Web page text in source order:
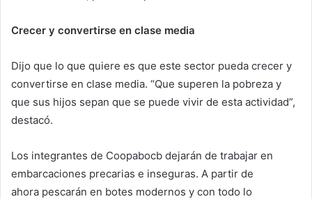
Crecer y convertirse en clase media
Dijo que lo que quiere es que este sector pueda crecer y
convertirse en clase media. “Que superen la pobreza y
que sus hijos sepan que se puede vivir de esta actividad”,
destacó.
Los integrantes de Coopabocb dejarán de trabajar en
embarcaciones precarias e inseguras. A partir de
ahora pescarán en botes modernos y con todo lo